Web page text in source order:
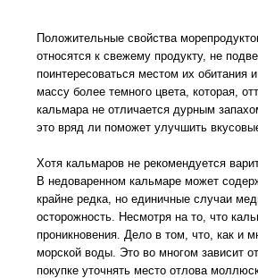
Положительные свойства
относятся к свежему продукту, не
поинтересоваться местом их
массу более темного цвета, которая,
кальмара не отличается дурным
это вряд ли поможет улучшить
Хотя кальмаров не рекомендуется
В недоваренном кальмаре может
крайне редка, но единичные случаи
осторожность. Несмотря на то, что
проникновения. Дело в том, что, как и
морской воды. Это во многом зависит
покупке уточнять место отлова